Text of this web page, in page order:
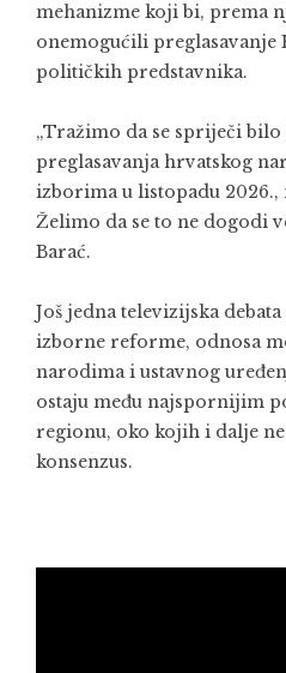
mehanizme koji bi, prema
onemogućili
političkih predstavnika.
„Tražimo da se spriječi
preglasavanja hrvatskog
izborima u listopadu 2026.,
Želimo da se to ne dogodi
Barać.
Još jedna televizijska
izborne reforme, odnosa
narodima i ustavnog
ostaju među najspornijim
regionu, oko kojih i dalje
konsenzus.